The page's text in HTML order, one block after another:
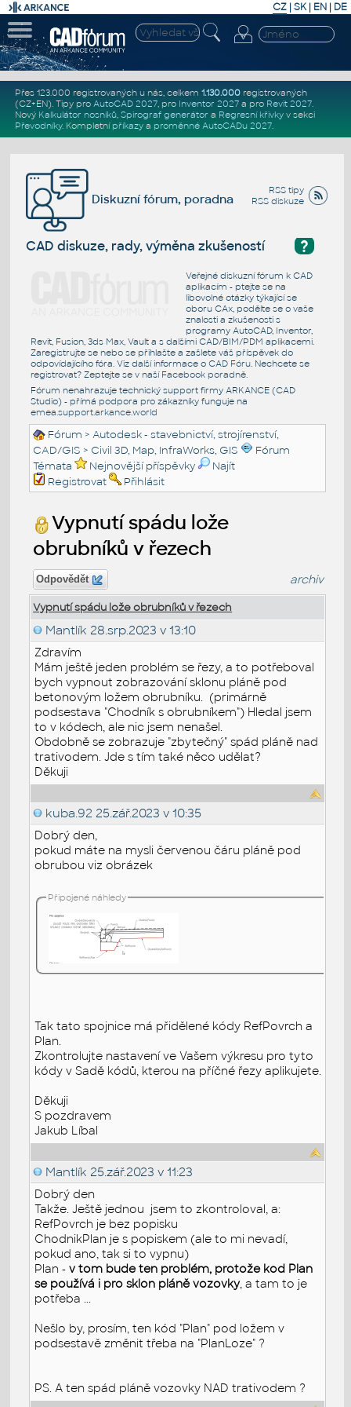
CZ | SK| EN | DE
Přes 123.000 registrovaných u nás, celkem 1.130.000registrovaných
(CZ+EN). Tipy pro AutoCAD 2027, pro Inventor 2027a pro Revit 2027.
Nový Kalkulátor nosníků, Spirograf generátor a Regresní křivkyv sekci
Převodníky. Kompletní příkazya proměnné AutoCADu 2027.
RSS tipy
RSS diskuze
Diskuzní fórum, poradna
?
CAD diskuze, rady, výměna zkušeností
Veřejné diskuzní fórum k CAD
aplikacím - ptejte se na
libovolné otázky týkající se
oboru CAx, podělte se o vaše
znalosti a zkušenosti s
programy AutoCAD, Inventor,
Revit, Fusion, 3ds Max, Vault a s dalšími CAD/BIM/PDM aplikacemi.
Zaregistrujte se nebo se přihlašte a zašlete váš příspěvek do
odpovídajícího fóra. Viz další informace o CAD Fóru. Nechcete se
registrovat? Zeptejte se v naší Facebook poradně.
Fórum nenahrazuje technický support firmy ARKANCE (CAD
Studio) - přímá podpora pro zákazníky funguje na
emea.support.arkance.world
Fórum >Autodesk - stavebnictví, strojírenství,
CAD/GIS > Civil 3D, Map, InfraWorks, GIS
Fórum
Témata
Nejnovější příspěvky
Najít
Registrovat
Přihlásit
Vypnutí spádu lože
obrubníků v řezech
Odpovědět archiv
Vypnutí spádu lože obrubníků v řezech
Mantlík 28.srp.2023 v 13:10
Zdravím
Mám ještě jeden problém se řezy, a to potřeboval
bych vypnout zobrazování sklonu pláně pod
betonovým ložem obrubníku. (primárně
podsestava "Chodník s obrubníkem") Hledal jsem
to v kódech, ale nic jsem nenašel.
Obdobně se zobrazuje "zbytečný" spád pláně nad
trativodem. Jde s tím také něco udělat?
Děkuji
kuba.92 25.zář.2023 v 10:35
Dobrý den,
pokud máte na mysli červenou čáru pláně pod
obrubou viz obrázek
Připojené náhledy
Tak tato spojnice má přidělené kódy RefPovrch a
Plan.
Zkontrolujte nastavení ve Vašem výkresu pro tyto
kódy v Sadě kódů, kterou na příčné řezy aplikujete.
Děkuji
S pozdravem
Jakub Líbal
Mantlík 25.zář.2023 v 11:23
Dobrý den
Takže. Ještě jednou jsem to zkontroloval, a:
RefPovrch je bez popisku
ChodnikPlan je s popiskem (ale to mi nevadí,
pokud ano, tak si to vypnu)
Plan -v tom bude ten problém, protože kod Plan
se používá i pro sklon pláně vozovky, a tam to je
potřeba ...
Nešlo by, prosím, ten kód "Plan" pod ložem v
podsestavě změnit třeba na "PlanLoze" ?
PS. A ten spád pláně vozovky NAD trativodem ?